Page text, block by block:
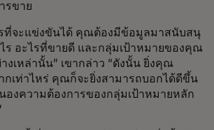
รขาย
ที่จะแข่งขันได้ คุณต้องมีข้อมูลมาสนับสนุ
ร อะไรที่ขายดี และกลุ่มเป้าหมายของคุณ
งเหล่านั้น” เขากล่าว “ดังนั้น ยิ่งคุณ
กเท่าไหร่ คุณก็จะยิ่งสามารถบอกได้ดีขึ้น
องความต้องการของกลุ่มเป้าหมายหลัก